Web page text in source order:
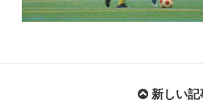
新しい記